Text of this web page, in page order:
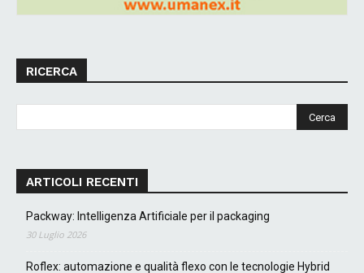
RICERCA
ARTICOLI RECENTI
Packway: Intelligenza Artificiale per il packaging
30 Luglio 2026
Roflex: automazione e qualità flexo con le tecnologie Hybrid